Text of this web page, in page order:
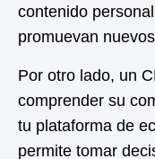
contenido
promuevan
Por otro lado, un
comprender su
tu plataforma de
permite tomar